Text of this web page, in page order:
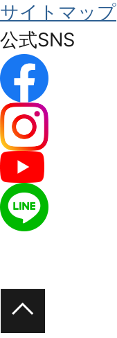
サイトマップ
公式SNS